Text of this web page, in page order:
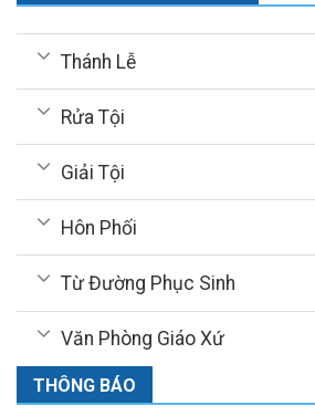
Thánh Lễ
Rửa Tội
Giải Tội
Hôn Phối
Từ Đường Phục Sinh
Văn Phòng Giáo Xứ
THÔNG BÁO